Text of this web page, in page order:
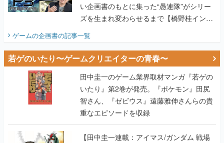
い企画書のもとに集った“愚連隊”がシリー
ズを生まれ変わらせるまで【橋野桂インタ
ビュー】
ゲームの企画書の記事一覧
若ゲのいたり〜ゲームクリエイターの青春〜
田中圭一のゲーム業界取材マンガ『若ゲの
いたり』第2巻が発売。『ポケモン』田尻
智さん、『ゼビウス』遠藤雅伸さんらの貴
重なエピソードを収録
【田中圭一連載：アイマス/ガンダム 戦場